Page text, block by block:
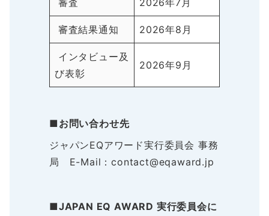
審査結果通知 2026年8月
インタビュー及
び表彰
2026年9月
■お問い合わせ先
ジャパンEQアワード実行委員会 事務
局 E-Mail：contact@eqaward.jp
■JAPAN EQ AWARD 実行委員会に